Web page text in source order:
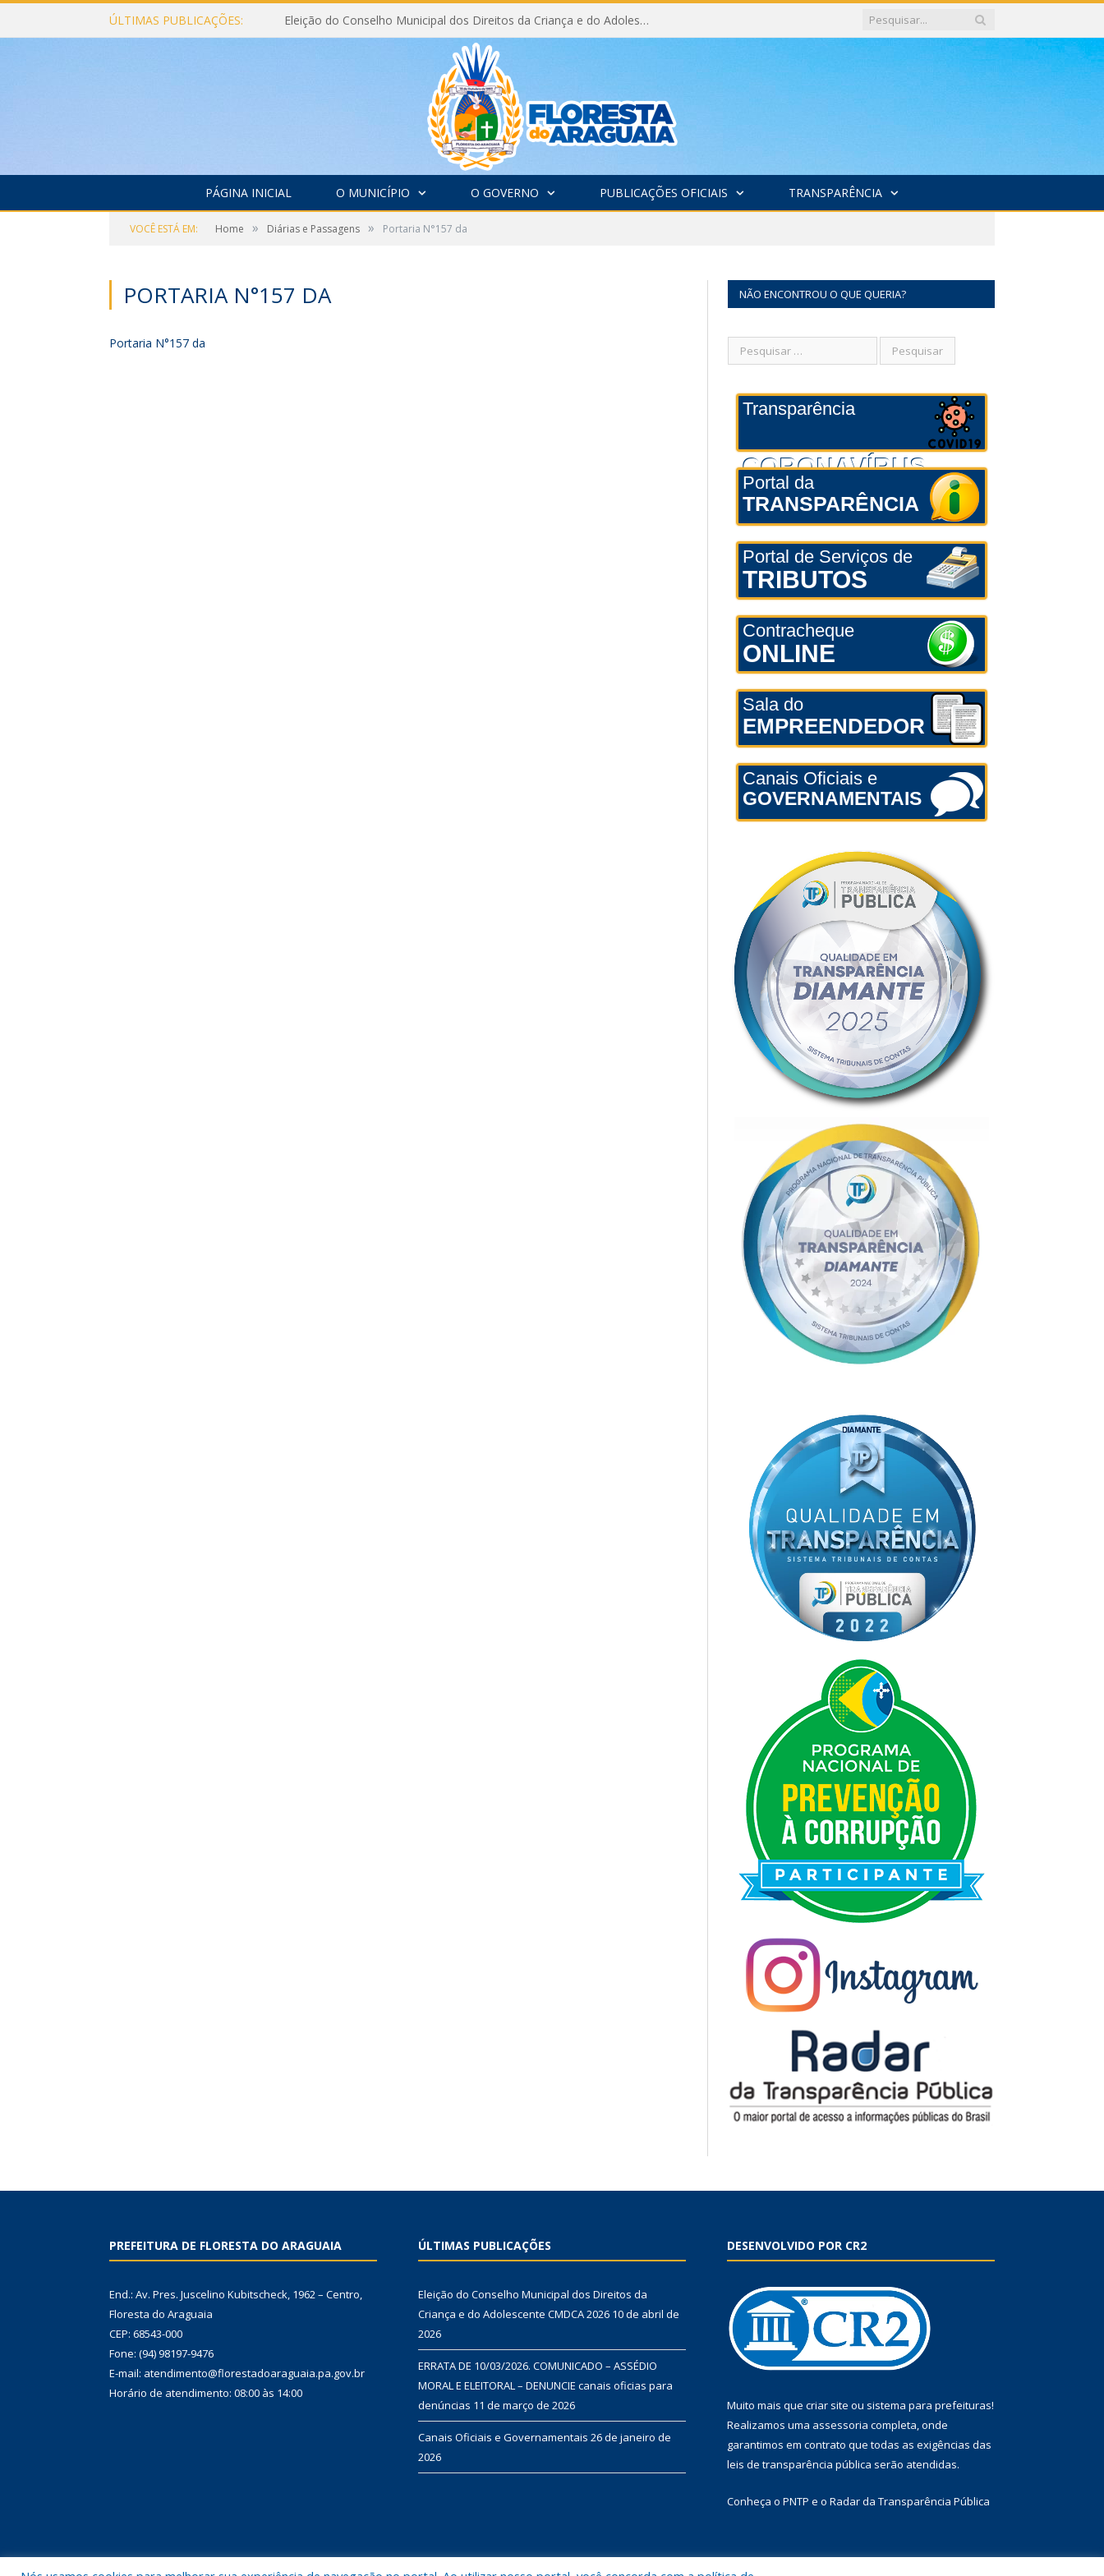
ÚLTIMAS PUBLICAÇÕES: Eleição do Conselho Municipal dos Direitos da Criança e do Adolescente CMDCA 2026
PÁGINA INICIAL O MUNICÍPIO O GOVERNO PUBLICAÇÕES OFICIAIS TRANSPARÊNCIA
VOCÊ ESTÁ EM: Home » Diárias e Passagens » Portaria N°157 da
PORTARIA N°157 DA
Portaria N°157 da
NÃO ENCONTROU O QUE QUERIA?
Transparência
CORONAVÍRUS
Portal da
TRANSPARÊNCIA
Portal de Serviços de
TRIBUTOS
Contracheque
ONLINE
Sala do
EMPREENDEDOR
Canais Oficiais e
GOVERNAMENTAIS
PREFEITURA DE FLORESTA DO ARAGUAIA
End.: Av. Pres. Juscelino Kubitscheck, 1962 – Centro,
Floresta do Araguaia
CEP: 68543-000
Fone: (94) 98197-9476
E-mail: atendimento@florestadoaraguaia.pa.gov.br
Horário de atendimento: 08:00 às 14:00
ÚLTIMAS PUBLICAÇÕES
Eleição do Conselho Municipal dos Direitos da
Criança e do Adolescente CMDCA 2026 10 de abril de
2026
ERRATA DE 10/03/2026. COMUNICADO – ASSÉDIO
MORAL E ELEITORAL – DENUNCIE canais oficias para
denúncias 11 de março de 2026
Canais Oficiais e Governamentais 26 de janeiro de
2026
DESENVOLVIDO POR CR2
Muito mais que criar site ou sistema para prefeituras!
Realizamos uma assessoria completa, onde
garantimos em contrato que todas as exigências das
leis de transparência pública serão atendidas.
Conheça o PNTP e o Radar da Transparência Pública